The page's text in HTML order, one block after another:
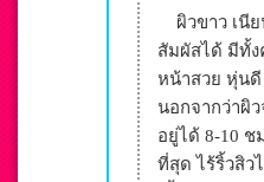
ผิวขาว เนีย
สัมผัสได้ มีทั้
หน้าสวย หุ่นดี
นอกจากว่าผิ
อยู่ได้ 8-10
ที่สุด ไร้ริ้วสิว